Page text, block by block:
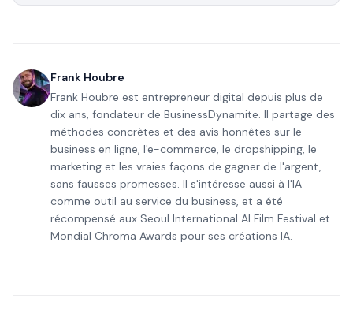
Frank Houbre
Frank Houbre est entrepreneur digital depuis plus de
dix ans, fondateur de BusinessDynamite. Il partage des
méthodes concrètes et des avis honnêtes sur le
business en ligne, l'e-commerce, le dropshipping, le
marketing et les vraies façons de gagner de l'argent,
sans fausses promesses. Il s'intéresse aussi à l'IA
comme outil au service du business, et a été
récompensé aux Seoul International AI Film Festival et
Mondial Chroma Awards pour ses créations IA.